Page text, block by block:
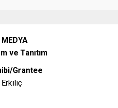
MEDYA
ve Tanıtım
Grantee